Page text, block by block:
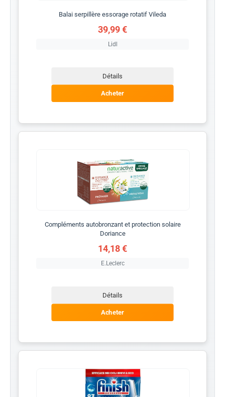
Balai serpillère essorage rotatif Vileda
39,99 €
Lidl
Détails
Acheter
Compléments autobronzant et protection solaire
Doriance
14,18 €
E.Leclerc
Détails
Acheter